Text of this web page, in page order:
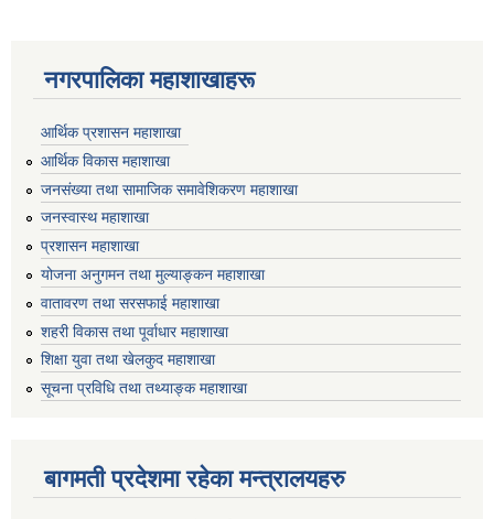
नगरपालिका महाशाखाहरू
आर्थिक प्रशासन महाशाखा
आर्थिक विकास महाशाखा
जनसंख्या तथा सामाजिक समावेशिकरण महाशाखा
जनस्वास्थ महाशाखा
प्रशासन महाशाखा
योजना अनुगमन तथा मुल्याङ्कन महाशाखा
वातावरण तथा सरसफाई महाशाखा
शहरी विकास तथा पूर्वाधार महाशाखा
शिक्षा युवा तथा खेलकुद महाशाखा
सूचना प्रविधि तथा तथ्याङ्क महाशाखा
बागमती प्रदेशमा रहेका मन्त्रालयहरु